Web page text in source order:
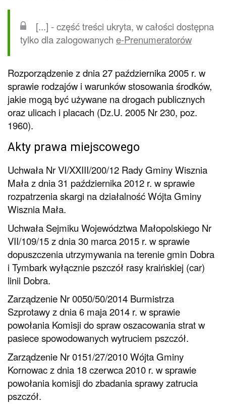
[...] - część treści ukryta, w całości dostępna
tylko dla zalogowanych e-Prenumeratorów
Rozporządzenie z dnia 27 października 2005 r. w
sprawie rodzajów i warunków stosowania środków,
jakie mogą być używane na drogach publicznych
oraz ulicach i placach (Dz.U. 2005 Nr 230, poz.
1960).
Akty prawa miejscowego
Uchwała Nr VI/XXIII/200/12 Rady Gminy Wisznia
Mała z dnia 31 października 2012 r. w sprawie
rozpatrzenia skargi na działalność Wójta Gminy
Wisznia Mała.
Uchwała Sejmiku Województwa Małopolskiego Nr
VII/109/15 z dnia 30 marca 2015 r. w sprawie
dopuszczenia utrzymywania na terenie gmin Dobra
i Tymbark wyłącznie pszczół rasy kraińskiej (car)
linii Dobra.
Zarządzenie Nr 0050/50/2014 Burmistrza
Szprotawy z dnia 6 maja 2014 r. w sprawie
powołania Komisji do spraw oszacowania strat w
pasiece spowodowanych wytruciem pszczół.
Zarządzenie Nr 0151/27/2010 Wójta Gminy
Kornowac z dnia 18 czerwca 2010 r. w sprawie
powołania komisji do zbadania sprawy zatrucia
pszczół.